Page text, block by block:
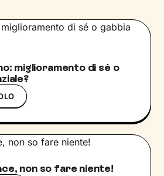
miglioramento di sé o
non so fare niente!